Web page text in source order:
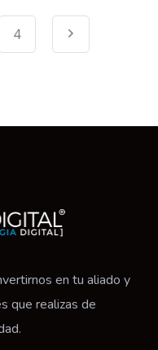
4
en tu aliado y
que realizas de